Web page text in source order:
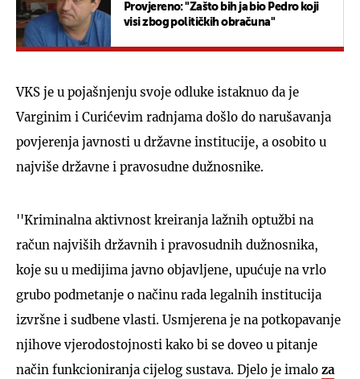
Provjereno: "Zašto bih ja bio Pedro koji
visi zbog političkih obračuna"
VKS je u pojašnjenju svoje odluke istaknuo da je
Varginim i Curićevim radnjama došlo do narušavanja
povjerenja javnosti u državne institucije, a osobito u
najviše državne i pravosudne dužnosnike.
''Kriminalna aktivnost kreiranja lažnih optužbi na
račun najviših državnih i pravosudnih dužnosnika,
koje su u medijima javno objavljene, upućuje na vrlo
grubo podmetanje o načinu rada legalnih institucija
izvršne i sudbene vlasti. Usmjerena je na potkopavanje
njihove vjerodostojnosti kako bi se doveo u pitanje
način funkcioniranja cijelog sustava. Djelo je imalo za